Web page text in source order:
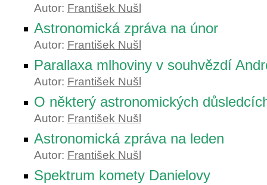
Autor: František Nušl
Astronomická zpráva na únor
Autor: František Nušl
Parallaxa mlhoviny v souhvězdí
Autor: František Nušl
O některý astronomických
Autor: František Nušl
Astronomická zpráva na leden
Autor: František Nušl
Spektrum komety Danielovy